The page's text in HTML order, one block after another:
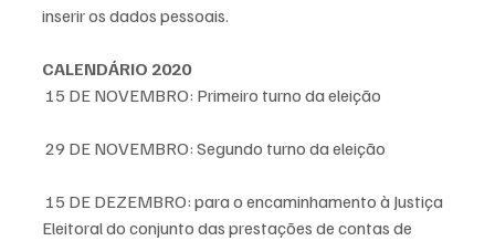
inserir os dados pessoais.
CALENDÁRIO 2020
15 DE NOVEMBRO: Primeiro turno da eleição
29 DE NOVEMBRO: Segundo turno da eleição
Eleitoral do conjunto das prestações de contas de